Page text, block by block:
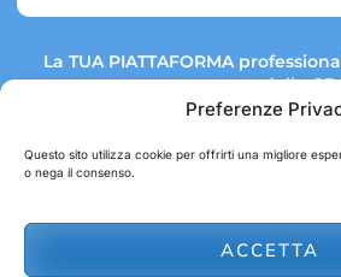
Preferenze
Questo sito utilizza cookie per offrirti una migliore
o nega il consenso.
ACCETTA
La TUA PIATTAFORMA
mercato della
Link rapidi: